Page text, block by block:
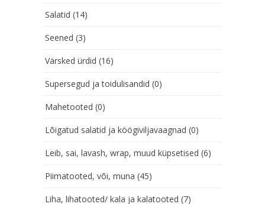
Salatid (14)
Seened (3)
Värsked ürdid (16)
Supersegud ja toidulisandid (0)
Mahetooted (0)
Lõigatud salatid ja köögiviljavaagnad (0)
Leib, sai, lavash, wrap, muud küpsetised (6)
Piimatooted, või, muna (45)
Liha, lihatooted/ kala ja kalatooted (7)